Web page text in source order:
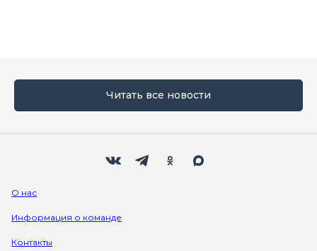
Читать все новости
О нас
Информация о команде
Контакты